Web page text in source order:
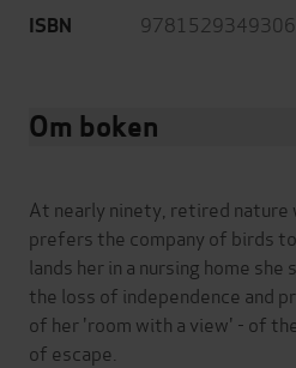
ISBN 9781529349306
Om boken
At nearly ninety, retired
prefers the company of birds
lands her in a nursing home
the loss of independence and
of her 'room with a view' - of
of escape.